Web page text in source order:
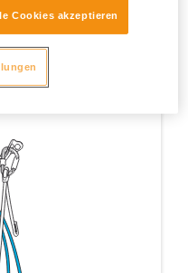
Cookies akzeptieren